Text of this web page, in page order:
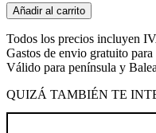
Tapa
frontal
dcha.
T-
Max
08/09
Añadir al carrito
Todos los precios incluyen
Gastos de envio gratuito
Válido para península y
QUIZÁ TAMBIÉN TE